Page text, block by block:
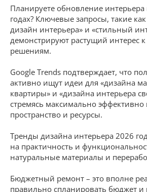
Планируете обновление
годах? Ключевые запросы, такие
дизайн интерьера» и «стильный
демонстрируют растущий интерес
решениям.
Google Trends подтверждает, что
активно ищут идеи для «дизайна
квартиры» и «дизайна интерьера
стремясь максимально эффективно
пространство и ресурсы.
Тренды дизайна интерьера 2026
на практичность и
натуральные материалы и
Бюджетный ремонт – это вполне
правильно спланировать бюджет и